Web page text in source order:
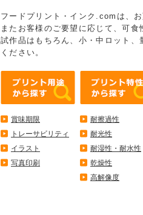
フードプリント・インク.comは、
またお客様のご要望に応じて、可
試作品はもちろん、小・中ロット
ください。
賞味期限
トレーサビリティ
イラスト
写真印刷
耐擦過性
耐光性
耐湿性・耐水性
乾燥性
高解像度